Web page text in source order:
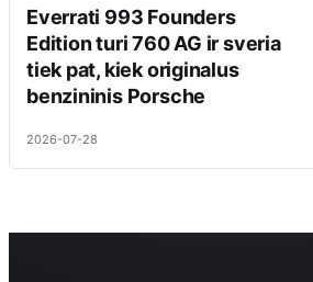
Everrati 993 Founders
Edition turi 760 AG ir sveria
tiek pat, kiek originalus
benzininis Porsche
2026-07-28